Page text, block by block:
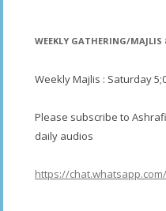
WEEKLY GATHERING/MAJLIS
Weekly Majlis : Saturday
Please subscribe to
daily audios
https://chat.whatsapp.com/